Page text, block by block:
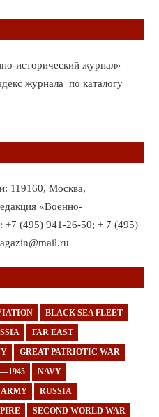
исторический журнал»
журнала по каталогу
119160, Москва,
«Военно-
+7 (495) 941-26-50; + 7 (495)
BLACK SEA FLEET
FAR EAST
GREAT PATRIOTIC WAR
NAVY
ARMY RUSSIA
SECOND WORLD WAR